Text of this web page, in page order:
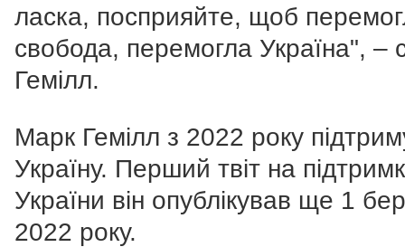
ласка, посприяйте, щоб
свобода, перемогла Україна", –
Гемілл.
Марк Гемілл з 2022 року
Україну. Перший твіт на
України він опублікував ще 1
2022 року.